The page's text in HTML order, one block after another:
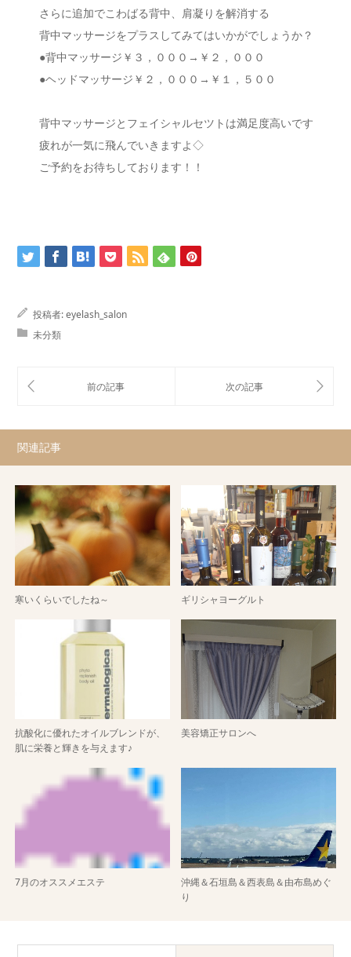
さらに追加でこわばる背中、肩凝りを解消する
背中マッサージをプラスしてみてはいかがでしょうか？
●背中マッサージ￥３，０００→￥２，０００
●ヘッドマッサージ￥２，０００→￥１，５００
背中マッサージとフェイシャルセツトは満足度高いです
疲れが一気に飛んでいきますよ◇
ご予約をお待ちしております！！
投稿者:eyelash_salon
未分類
関連記事
寒いくらいでしたね～ ギリシャヨーグルト
抗酸化に優れたオイルブレンドが、
肌に栄養と輝きを与えます♪
美容矯正サロンへ
7月のオススメエステ
沖縄＆石垣島＆西表島＆由布島めぐ
り